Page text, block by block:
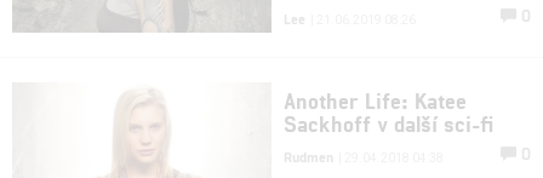
Lee 0
Another Life: Katee
Sackhoff v další sci-fi
Rudmen 0